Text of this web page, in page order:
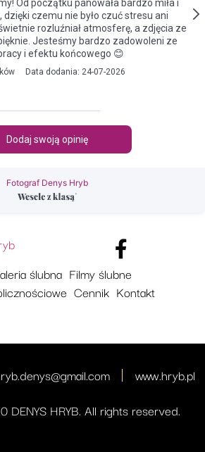
Fotograf Denys Hryb
ślubna Filmy ślubne
Cennik Kontakt
HRYB. All rights reserved.
www.hryb.pl